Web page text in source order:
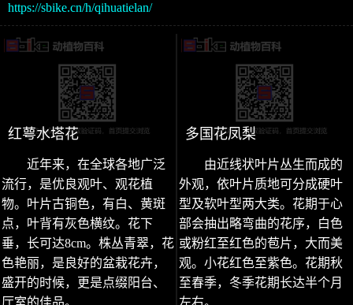
https://sbike.cn/h/qihuatielan/
红萼水塔花
近年来，在全球各地广泛
流行，是优良观叶、观花植
物。叶片古铜色，有白、黄斑
点，叶背有灰色横纹。花下
垂，长可达8cm。株丛青翠，花
色艳丽，是良好的盆栽花卉，
盛开的时候，更是点缀阳台、
厅室的佳品。
多国花凤梨
由近线状叶片丛生而成的
外观，依叶片质地可分成硬叶
型及软叶型两大类。花期于心
部会抽出略弯曲的花序，白色
或粉红至红色的苞片，大而美
观。小花红色至紫色。花期秋
至春季，冬季花期长达半个月
左右。